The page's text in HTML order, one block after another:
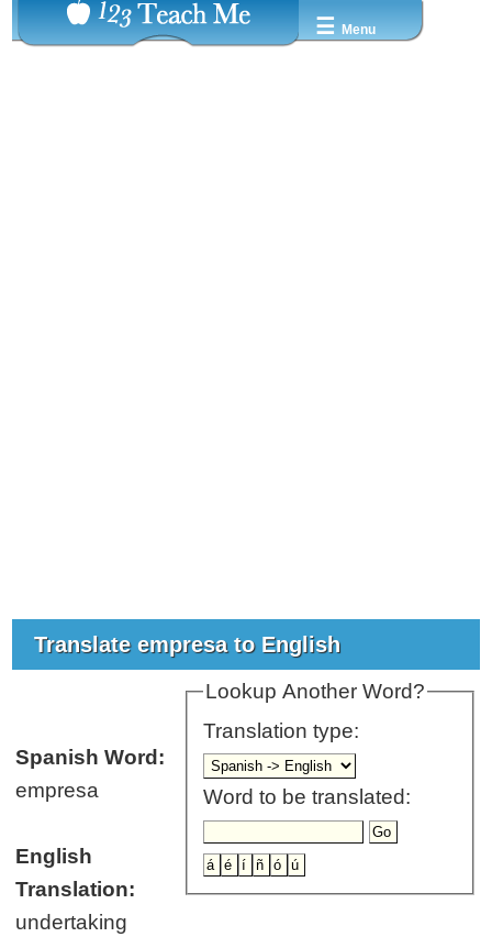
☰ Menu
Translate empresa to English
Lookup Another Word?
Translation type:
Word to be translated:
Spanish Word:
empresa
English
Translation:
undertaking